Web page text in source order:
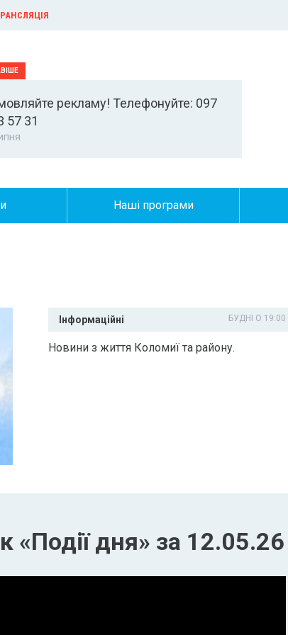
рекламу! Телефонуйте: 097
57 31
Наші програми
Інформаційні БУДНІ О 19:00
Новини з життя Коломиї та району.
«Події дня» за 12.05.26